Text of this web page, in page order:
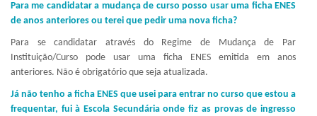
Para me candidatar a mudança de curso posso usar uma ficha ENES
de anos anteriores ou terei que pedir uma nova ficha?
Para se candidatar através do Regime de Mudança de Par
Instituição/Curso pode usar uma ficha ENES emitida em anos
anteriores. Não é obrigatório que seja atualizada.
Já não tenho a ficha ENES que usei para entrar no curso que estou a
frequentar, fui à Escola Secundária onde fiz as provas de ingresso